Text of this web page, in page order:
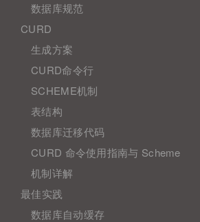
数据库规范
CURD
生成方案
CURD命令行
SCHEME机制
表结构
数据库迁移代码
CURD 命令使用指南与 Scheme
机制详解
最佳实践
数据库自动缓存